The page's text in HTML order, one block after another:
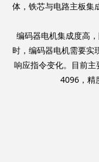
体，铁芯与电路主板集
编码器电机集成度高
时，编码器电机需要实
响应指令变化。目前
4096，精